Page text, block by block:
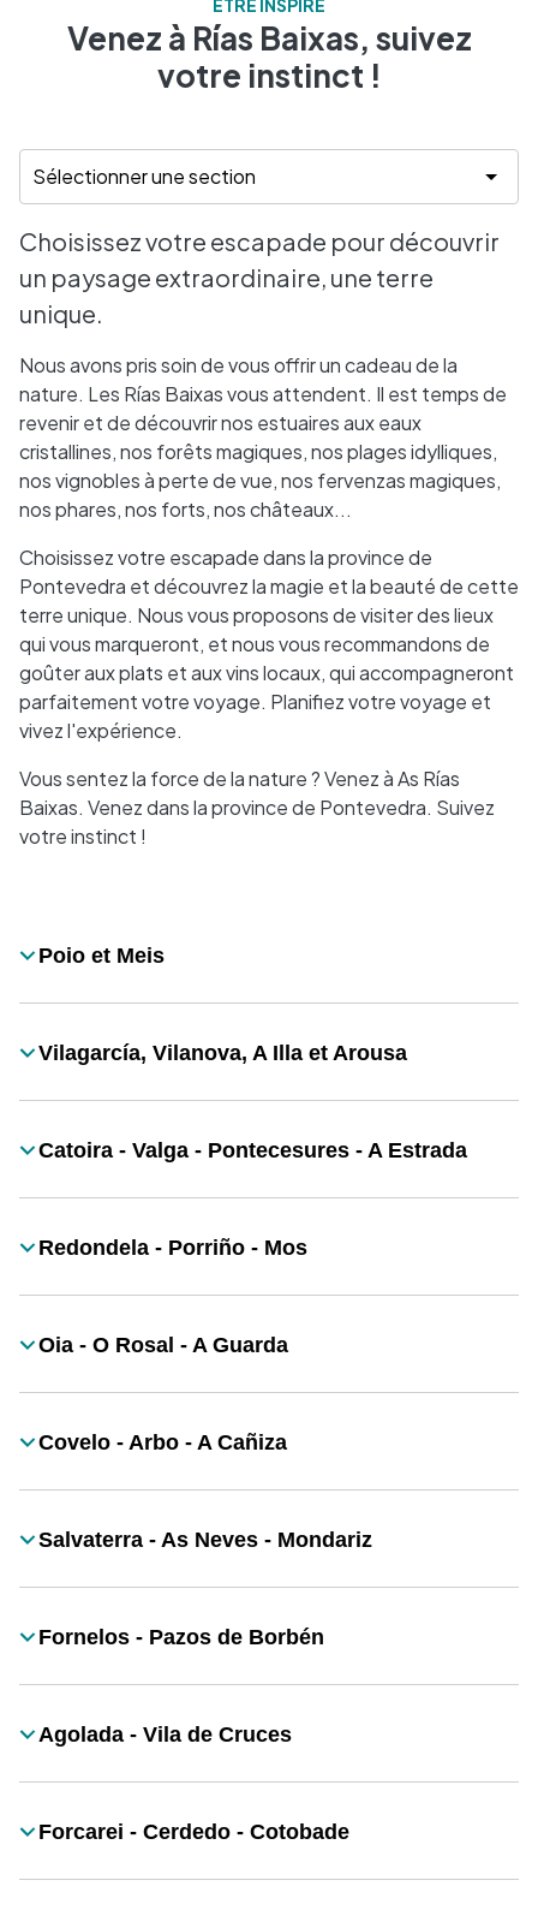
ÊTRE INSPIRÉ
Venez à Rías Baixas, suivez
votre instinct !
Choisissez votre escapade pour découvrir
un paysage extraordinaire, une terre
unique.
Nous avons pris soin de vous offrir un cadeau de la
nature. Les Rías Baixas vous attendent. Il est temps de
revenir et de découvrir nos estuaires aux eaux
cristallines, nos forêts magiques, nos plages idylliques,
nos vignobles à perte de vue, nos fervenzas magiques,
nos phares, nos forts, nos châteaux...
Choisissez votre escapade dans la province de
Pontevedra et découvrez la magie et la beauté de cette
terre unique. Nous vous proposons de visiter des lieux
qui vous marqueront, et nous vous recommandons de
goûter aux plats et aux vins locaux, qui accompagneront
parfaitement votre voyage. Planifiez votre voyage et
vivez l'expérience.
Vous sentez la force de la nature ? Venez à As Rías
Baixas. Venez dans la province de Pontevedra. Suivez
votre instinct !
Título
Poio et Meis
Título
Vilagarcía, Vilanova, A Illa et Arousa
Título
Catoira - Valga - Pontecesures - A Estrada
Título
Redondela - Porriño - Mos
Título
Oia - O Rosal - A Guarda
Título
Covelo - Arbo - A Cañiza
Título
Salvaterra - As Neves - Mondariz
Título
Fornelos - Pazos de Borbén
Título
Agolada - Vila de Cruces
Título
Forcarei - Cerdedo - Cotobade